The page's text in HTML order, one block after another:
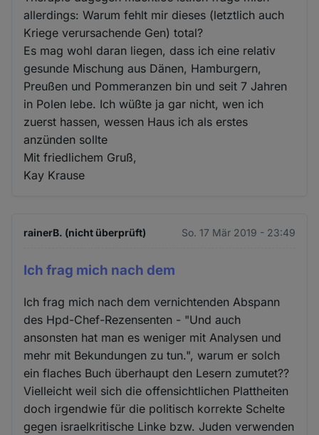
allerdings: Warum fehlt mir dieses (letztlich auch
Kriege verursachende Gen) total?
Es mag wohl daran liegen, dass ich eine relativ
gesunde Mischung aus Dänen, Hamburgern,
Preußen und Pommeranzen bin und seit 7 Jahren
in Polen lebe. Ich wüßte ja gar nicht, wen ich
zuerst hassen, wessen Haus ich als erstes
anzünden sollte
Mit friedlichem Gruß,
Kay Krause
rainerB. (nicht überprüft) So. 17 Mär 2019 - 23:49
Ich frag mich nach dem
Ich frag mich nach dem vernichtenden Abspann
des Hpd-Chef-Rezensenten - "Und auch
ansonsten hat man es weniger mit Analysen und
mehr mit Bekundungen zu tun.", warum er solch
ein flaches Buch überhaupt den Lesern zumutet??
Vielleicht weil sich die offensichtlichen Plattheiten
doch irgendwie für die politisch korrekte Schelte
gegen israelkritische Linke bzw. Juden verwenden